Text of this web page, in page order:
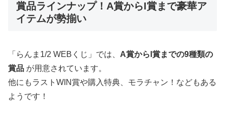
賞品ラインナップ！A賞からI賞まで豪華ア
イテムが勢揃い
「らんま1/2 WEBくじ」では、 A賞からI賞までの9種類の
賞品 が用意されています。
他にもラストWIN賞や購入特典、モラチャン！などもある
ようです！